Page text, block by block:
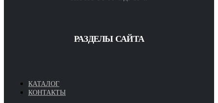
РАЗДЕЛЫ САЙТА
КАТАЛОГ
КОНТАКТЫ